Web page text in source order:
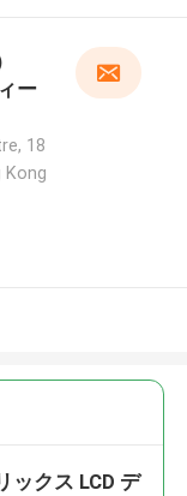
ー
18
Kong
ックス LCD デ